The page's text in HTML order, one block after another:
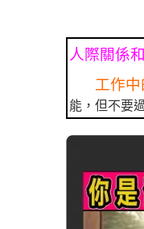
人際關係
工作
能，但不要